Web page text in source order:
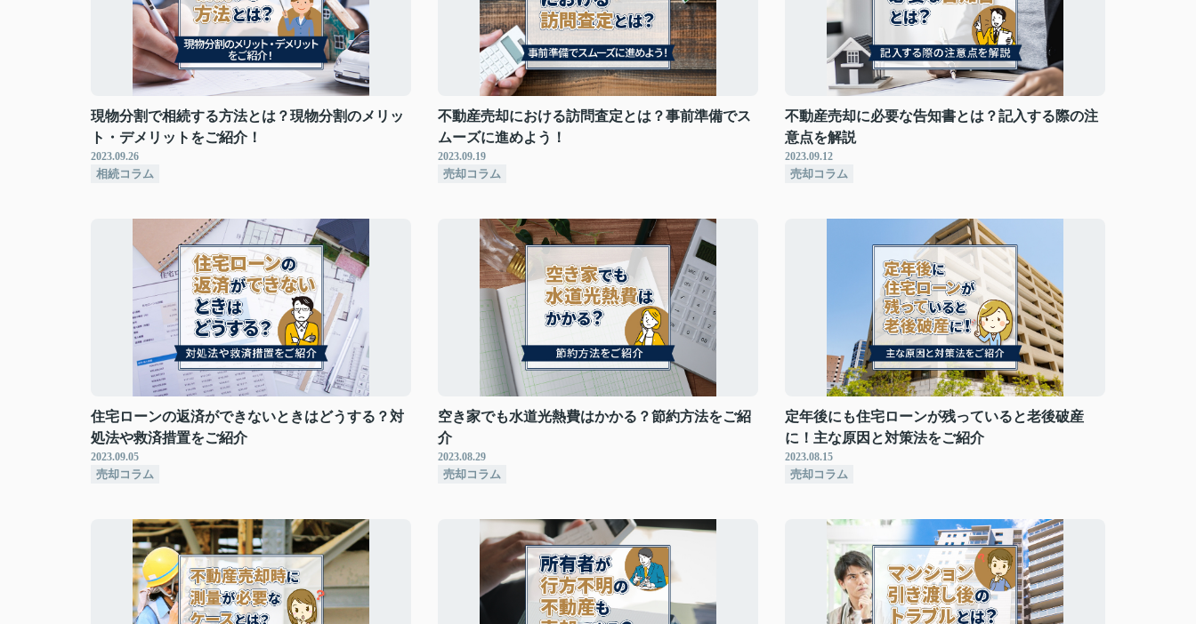
現物分割で相続する方法とは？現物分割のメリッ
ト・デメリットをご紹介！
2023.09.26
相続コラム
不動産売却における訪問査定とは？事前準備でス
ムーズに進めよう！
2023.09.19
売却コラム
不動産売却に必要な告知書とは？記入する際の注
意点を解説
2023.09.12
売却コラム
住宅ローンの返済ができないときはどうする？対
処法や救済措置をご紹介
2023.09.05
売却コラム
空き家でも水道光熱費はかかる？節約方法をご紹
介
2023.08.29
売却コラム
定年後にも住宅ローンが残っていると老後破産
に！主な原因と対策法をご紹介
2023.08.15
売却コラム